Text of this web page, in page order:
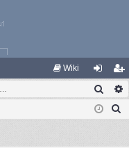
Wiki
og
ga
li
m
Sök